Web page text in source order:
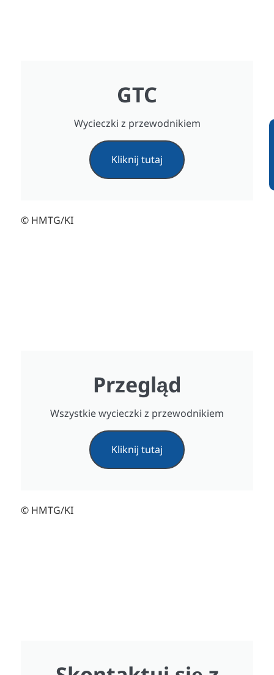
GTC
Wycieczki z przewodnikiem
Kliknij tutaj
© HMTG/KI
Przegląd
Wszystkie wycieczki z przewodnikiem
Kliknij tutaj
© HMTG/KI